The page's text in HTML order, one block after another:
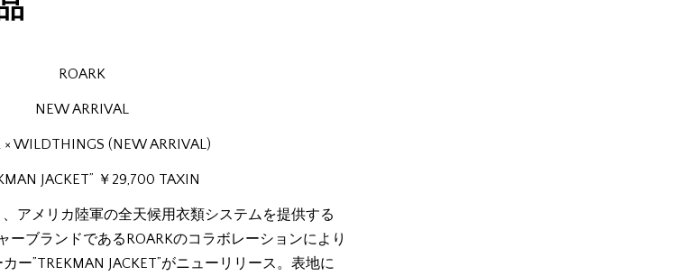
ROARK
NEW ARRIVAL
× WILDTHINGS (NEW ARRIVAL)
JACKET” ￥29,700 TAXIN
アメリカ陸軍の全天候用衣類システムを提供する
ーブランドであるROARKのコラボレーションにより
ー”TREKMAN JACKET”がニューリリース。表地に